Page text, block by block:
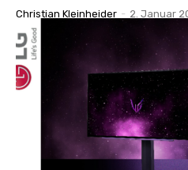
Christian Kleinheider - 2. Januar